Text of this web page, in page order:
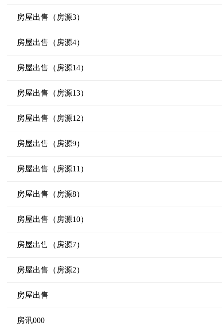
房屋出售（房源3）
房屋出售（房源4）
房屋出售（房源14）
房屋出售（房源13）
房屋出售（房源12）
房屋出售（房源9）
房屋出售（房源11）
房屋出售（房源8）
房屋出售（房源10）
房屋出售（房源7）
房屋出售（房源2）
房屋出售
房讯000